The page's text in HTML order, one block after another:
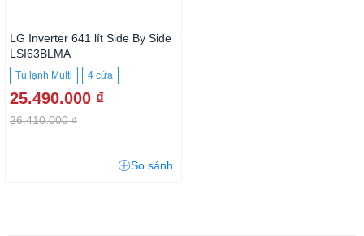
LG Inverter 641 lít Side By Side
LSI63BLMA
Tủ lạnh Multi 4 cửa
25.490.000 ₫
26.410.000 ₫
So sánh